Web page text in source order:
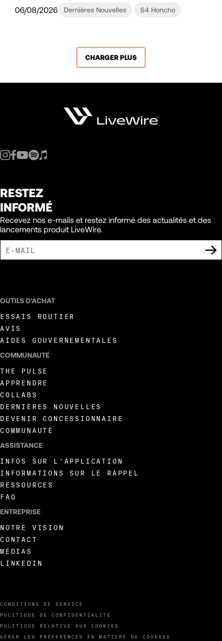
06/08/2026 Dernières Nouvelles S4 Honcho
CHARGER PLUS
RESTEZ
INFORMÉ
Recevez nos e-mails et restez informé des actualités et des
lancements produit LiveWire.
CONDITIONS DE SERVICE
POLITIQUE DE CONFIDENTIALITÉ
POLITIQUE RELATIVE AUX COOKIES
GÉRER LES PRÉFÉRENCES EN MATIÈRE DE COOKIES
OUTILS D'ACHAT
ESSAIS ROUTIER
AVIS
AIDES GOUVERNEMENTALES
COMMUNAUTÉ
THE PULSE
APPRENDRE
COLLABS
DERNIÈRES NOUVELLES
DEVENIR CONCESSIONNAIRE
COMMUNAUTÉ
ASSISTANCE
INFOS SUR L'APPLICATION
INFORMATIONS SUR LE RAPPEL
RESSOURCES
FAQ
ENTREPRISE
NOTRE VISION
CONTACT
MÉDIAS
LINKEDIN